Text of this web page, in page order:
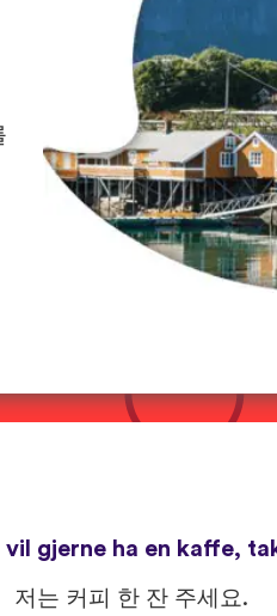
vil gjerne ha en kaffe,
저는 커피 한 잔 주세요.